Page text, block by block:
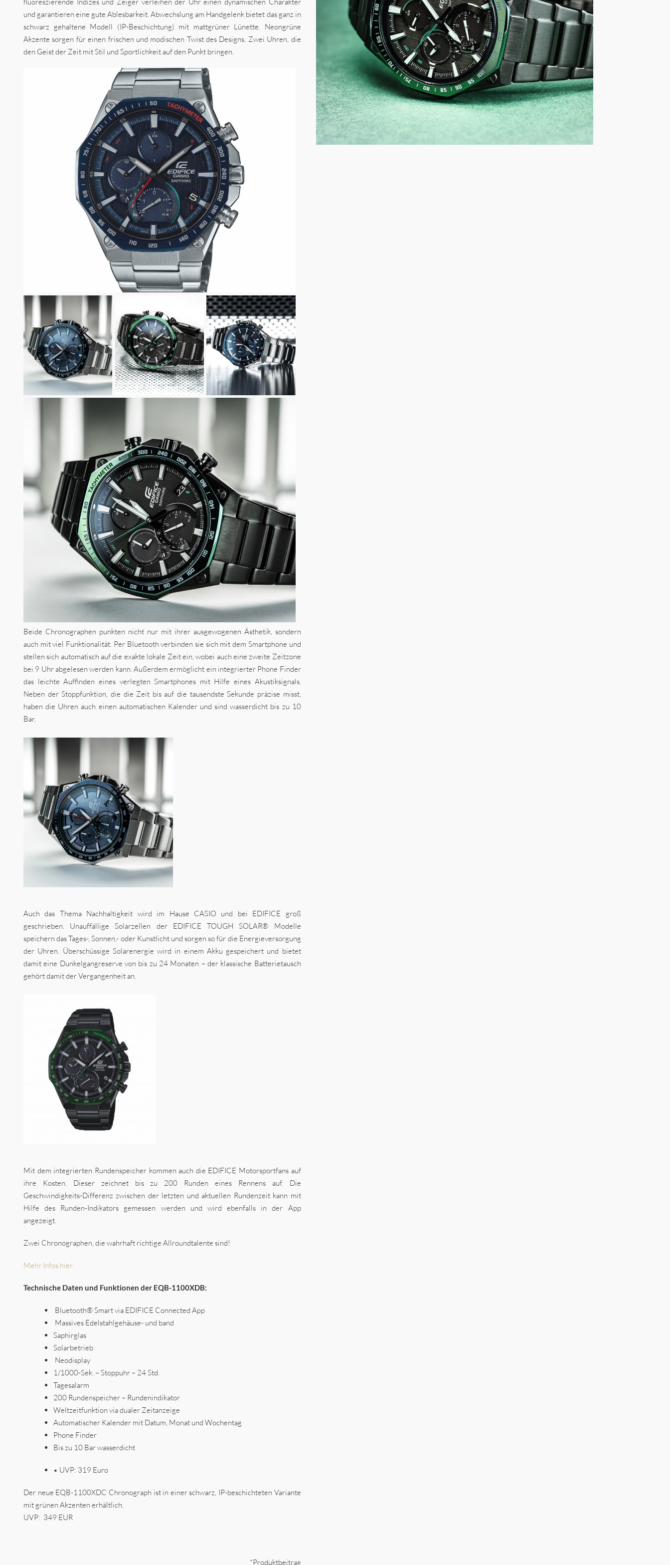
und garantieren eine gute Ablesbarkeit. Abwechslung am Handgelenk bietet das ganz in
schwarz gehaltene Modell (IP-Beschichtung) mit mattgrüner Lünette. Neongrüne
Akzente sorgen für einen frischen und modischen Twist des Designs. Zwei Uhren, die
den Geist der Zeit mit Stil und Sportlichkeit auf den Punkt bringen.
Beide Chronographen punkten nicht nur mit ihrer ausgewogenen Ästhetik, sondern
auch mit viel Funktionalität. Per Bluetooth verbinden sie sich mit dem Smartphone und
stellen sich automatisch auf die exakte lokale Zeit ein, wobei auch eine zweite Zeitzone
bei 9 Uhr abgelesen werden kann. Außerdem ermöglicht ein integrierter Phone Finder
das leichte Auffinden eines verlegten Smartphones mit Hilfe eines Akustiksignals.
Neben der Stoppfunktion, die die Zeit bis auf die tausendste Sekunde präzise misst,
haben die Uhren auch einen automatischen Kalender und sind wasserdicht bis zu 10
Bar.
Auch das Thema Nachhaltigkeit wird im Hause CASIO und bei EDIFICE groß
geschrieben. Unauffällige Solarzellen der EDIFICE TOUGH SOLAR® Modelle
speichern das Tages-, Sonnen,- oder Kunstlicht und sorgen so für die Energieversorgung
der Uhren. Überschüssige Solarenergie wird in einem Akku gespeichert und bietet
damit eine Dunkelgangreserve von bis zu 24 Monaten – der klassische Batterietausch
gehört damit der Vergangenheit an.
Mit dem integrierten Rundenspeicher kommen auch die EDIFICE Motorsportfans auf
ihre Kosten. Dieser zeichnet bis zu 200 Runden eines Rennens auf. Die
Geschwindigkeits-Differenz zwischen der letzten und aktuellen Rundenzeit kann mit
Hilfe des Runden-Indikators gemessen werden und wird ebenfalls in der App
angezeigt.
Zwei Chronographen, die wahrhaft richtige Allroundtalente sind!
Mehr Infos hier:
Technische Daten und Funktionen der EQB-1100XDB:
Bluetooth® Smart via EDIFICE Connected App
Massives Edelstahlgehäuse- und band
Saphirglas
Solarbetrieb
Neodisplay
1/1000-Sek. – Stoppuhr – 24 Std.
Tagesalarm
200 Rundenspeicher – Rundenindikator
Weltzeitfunktion via dualer Zeitanzeige
Automatischer Kalender mit Datum, Monat und Wochentag
Phone Finder
Bis zu 10 Bar wasserdicht
• UVP: 319 Euro
Der neue EQB-1100XDC Chronograph ist in einer schwarz, IP-beschichteten Variante
mit grünen Akzenten erhältlich.
UVP: 349 EUR
*Produktbeitrag